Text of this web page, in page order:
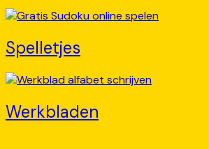
Spelletjes
Werkbladen